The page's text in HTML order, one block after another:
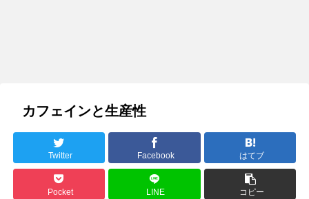
カフェインと生産性
Twitter Facebook はてブ
Pocket LINE コピー